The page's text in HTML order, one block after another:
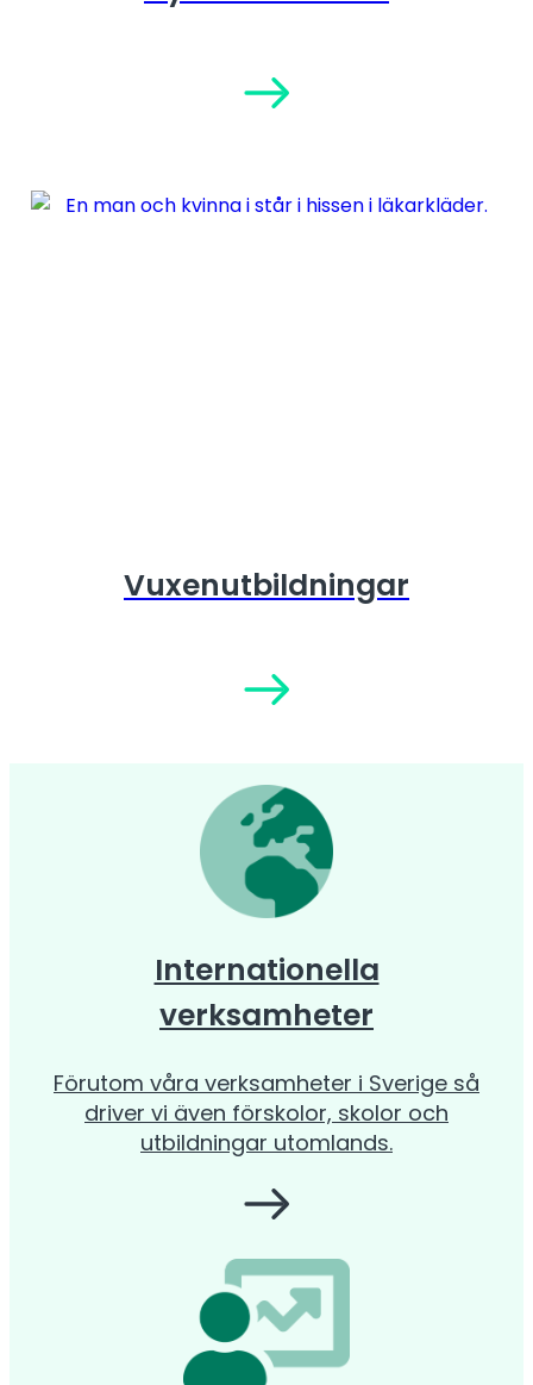
Vuxenutbildningar
Internationella
verksamheter
Förutom våra verksamheter i Sverige så
driver vi även förskolor, skolor och
utbildningar utomlands.